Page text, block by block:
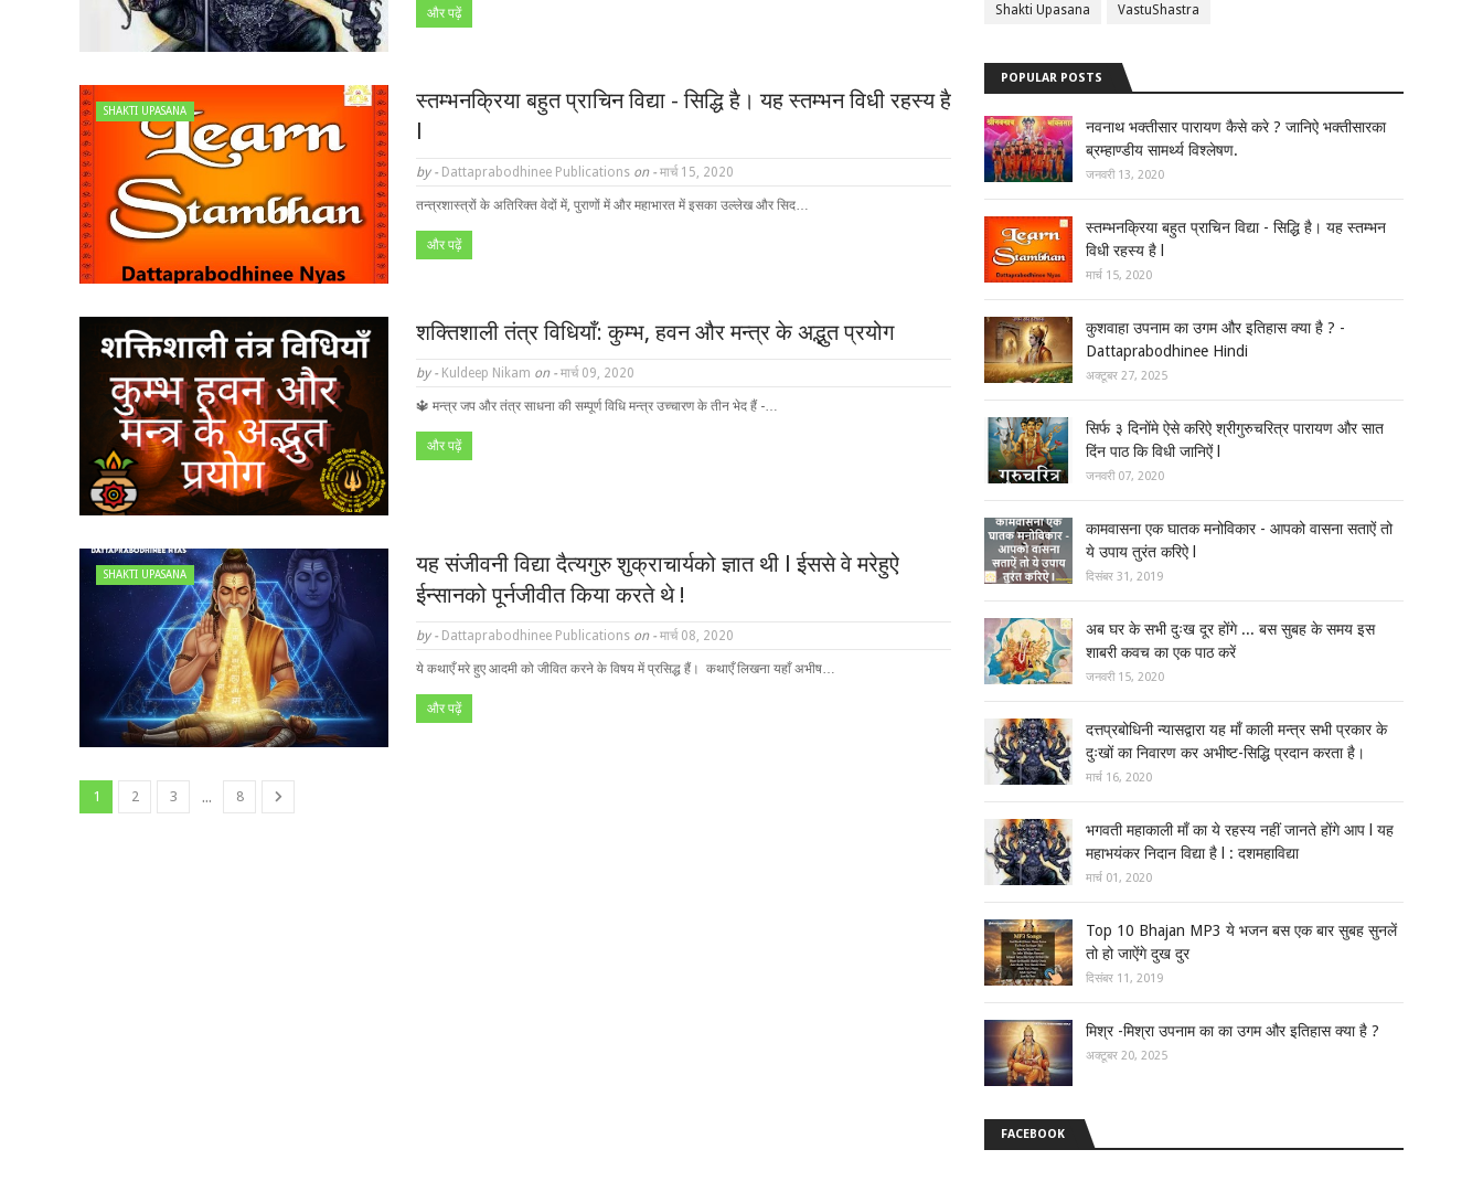
और पढ़ें
SHAKTI UPASANA
स्तम्भनक्रिया बहुत प्राचिन विद्या - सिद्धि है। यह स्तम्भन विधी रहस्य है
l
by - Dattaprabodhinee Publications on - मार्च 15, 2020
तन्त्रशास्त्रों के अतिरिक्त वेदों में, पुराणों में और महाभारत में इसका उल्लेख और सिद…
और पढ़ें
शक्तिशाली तंत्र विधियाँ: कुम्भ, हवन और मन्त्र के अद्भुत प्रयोग
by - Kuldeep Nikam on - मार्च 09, 2020
🔱 मन्त्र जप और तंत्र साधना की सम्पूर्ण विधि मन्त्र उच्चारण के तीन भेद हैं -…
और पढ़ें
SHAKTI UPASANA
यह संजीवनी विद्या दैत्यगुरु शुक्राचार्यको ज्ञात थी l ईससे वे मरेहुऐ
ईन्सानको पूर्नजीवीत किया करते थे !
by - Dattaprabodhinee Publications on - मार्च 08, 2020
ये कथाएँ मरे हुए आदमी को जीवित करने के विषय में प्रसिद्ध हैं। कथाएँ लिखना यहाँ अभीष…
और पढ़ें
1 2 3 ... 8
Shakti Upasana VastuShastra
POPULAR POSTS
नवनाथ भक्तीसार पारायण कैसे करे ? जानिऐ भक्तीसारका
ब्रम्हाण्डीय सामर्थ्य विश्लेषण.
जनवरी 13, 2020
स्तम्भनक्रिया बहुत प्राचिन विद्या - सिद्धि है। यह स्तम्भन
विधी रहस्य है l
मार्च 15, 2020
कुशवाहा उपनाम का उगम और इतिहास क्या है ? -
Dattaprabodhinee Hindi
अक्टूबर 27, 2025
सिर्फ ३ दिनोंमे ऐसे करिऐ श्रीगुरुचरित्र पारायण और सात
दिंन पाठ कि विधी जानिऐं l
जनवरी 07, 2020
कामवासना एक घातक मनोविकार - आपको वासना सताऐं तो
ये उपाय तुरंत करिऐ l
दिसंबर 31, 2019
अब घर के सभी दुःख दूर होंगे ... बस सुबह के समय इस
शाबरी कवच का एक पाठ करें
जनवरी 15, 2020
दत्तप्रबोधिनी न्यासद्वारा यह माँ काली मन्त्र सभी प्रकार के
दुःखों का निवारण कर अभीष्ट-सिद्धि प्रदान करता है।
मार्च 16, 2020
भगवती महाकाली माँ का ये रहस्य नहीं जानते होंगे आप l यह
महाभयंकर निदान विद्या है l : दशमहाविद्या
मार्च 01, 2020
Top 10 Bhajan MP3 ये भजन बस एक बार सुबह सुनलें
तो हो जाऐंगे दुख दुर
दिसंबर 11, 2019
मिश्र -मिश्रा उपनाम का का उगम और इतिहास क्या है ?
अक्टूबर 20, 2025
FACEBOOK